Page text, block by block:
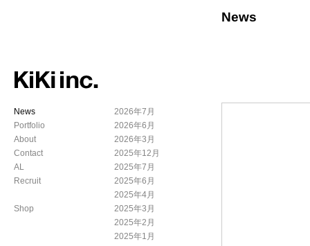
News
Portfolio
About
Contact
AL
Recruit
Shop
2026年7月
2026年6月
2026年3月
2025年12月
2025年7月
2025年6月
2025年4月
2025年3月
2025年2月
2025年1月
News